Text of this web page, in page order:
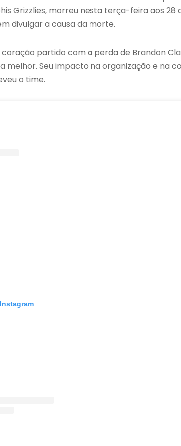
Grizzlies, morreu nesta terça-feira aos
divulgar a causa da morte.
coração partido com a perda de Brandon
melhor. Seu impacto na organização e na
o time.